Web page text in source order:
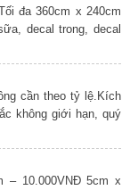
đa 360cm x 240cm
decal trong, decal
cần theo tỷ lệ.Kích
không giới hạn, quý
– 10.000VNĐ 5cm x